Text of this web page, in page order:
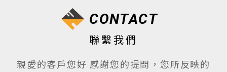
CONTACT
聯繫我們
親愛的客戶您好 感謝您的提問，您所反映的